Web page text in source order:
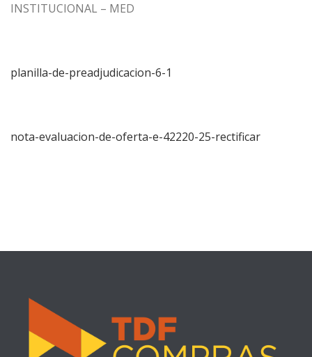
INSTITUCIONAL – MED
planilla-de-preadjudicacion-6-1
nota-evaluacion-de-oferta-e-42220-25-rectificar